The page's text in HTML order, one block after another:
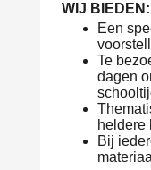
WIJ BIEDEN:
Een
Te
dagen
heldere
Bij